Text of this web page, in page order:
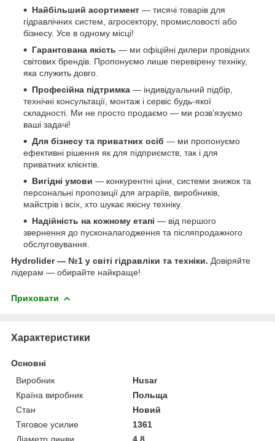
Найбільший асортимент — тисячі товарів для
гідравлічних систем, агросектору, промисловості або
бізнесу. Усе в одному місці!
Гарантована якість — ми офіційні дилери провідних
світових брендів. Пропонуємо лише перевірену техніку,
яка служить довго.
Професійна підтримка — індивідуальний підбір,
технічні консультації, монтаж і сервіс будь-якої
складності. Ми не просто продаємо — ми розв’язуємо
ваші задачі!
Для бізнесу та приватних осіб — ми пропонуємо
ефективні рішення як для підприємств, так і для
приватних клієнтів.
Вигідні умови — конкурентні ціни, системи знижок та
персональні пропозиції для аграріїв, виробників,
майстрів і всіх, хто шукає якісну техніку.
Надійність на кожному етапі — від першого
звернення до пусконалагодження та післяпродажного
обслуговування.
Hydrolider — №1 у світі гідравліки та техніки. Довіряйте
лідерам — обирайте найкраще!
Приховати
Характеристики
Основні
Виробник
Husar
Країна виробник
Польща
Стан
Новий
Тяговое усилие
1361
Діаметр линви
4.8